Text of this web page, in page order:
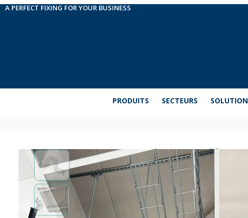
A PERFECT FIXING FOR YOUR BUSINESS
PRODUITS SECTEURS
Ancre universelle
Ancrage universel oméga. Permet de fixer des
du montage de faux plafonds. Elle est dotée de
L’autre côté est doté d’un trou traversant. Il est
Amplifier les informations